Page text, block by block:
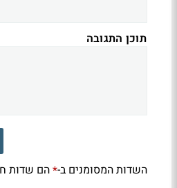
תוכן התגובה
השדות המסומנים ב-*הם שדות